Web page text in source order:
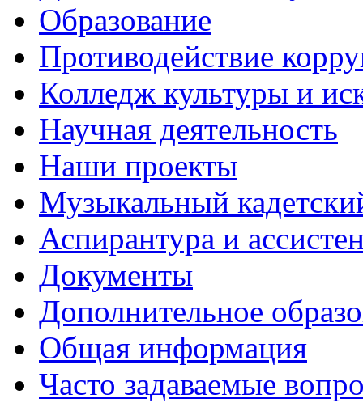
Образование
Противодействие
Колледж культуры и
Научная деятельность
Наши проекты
Музыкальный
Аспирантура и
Документы
Дополнительное
Общая информация
Часто задаваемые